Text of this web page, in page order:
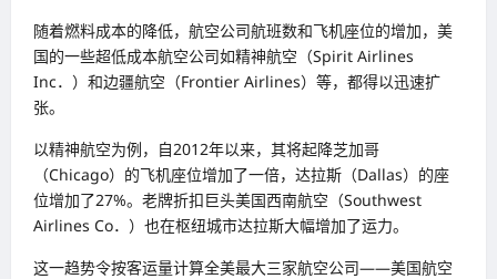
随着燃料成本的降低，航空公司航班数和飞机座位的增加，美
国的一些超低成本航空公司如精神航空（Spirit Airlines
Inc．）和边疆航空（Frontier Airlines）等，都得以迅速扩
张。
以精神航空为例，自2012年以来，其将起降芝加哥
（Chicago）的飞机座位增加了一倍，达拉斯（Dallas）的座
位增加了27%。老牌折扣巨头美国西南航空（Southwest
Airlines Co．）也在枢纽城市达拉斯大幅增加了运力。
这一趋势令按客运量计算全美最大三家航空公司——美国航空